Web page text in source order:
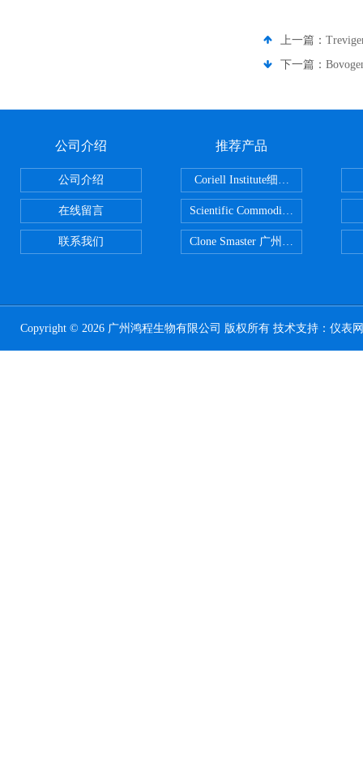
上一篇：
下一篇：
公司介绍
公司介绍
在线留言
联系我们
推荐产品
Scientific CommoditiesPE管 广州
Clone Smaster 广州鸿程代理
Copyright © 2026 广州鸿程生物有限公司 版权所有 技术支持： 仪表网